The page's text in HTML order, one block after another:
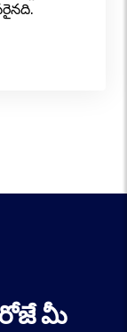
మీ